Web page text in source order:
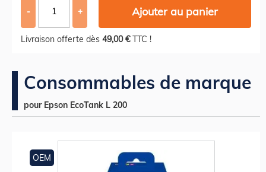
- + Ajouter au panier
Livraison offerte dès 49,00 €TTC !
Consommables de marque
pour Epson EcoTank L 200
OEM